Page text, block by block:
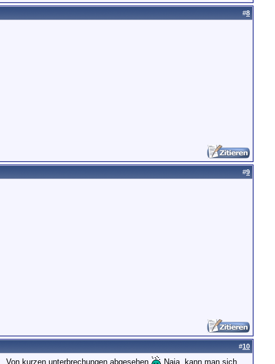
#8
#9
#10
kurzen unterbrechungen abgesehen Naja, kann man sich